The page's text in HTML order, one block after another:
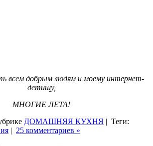
всем добрым людям и моему интернет-
детищу,
МНОГИЕ ЛЕТА!
ДОМАШНЯЯ КУХНЯ | Теги:
| 25 комментариев »